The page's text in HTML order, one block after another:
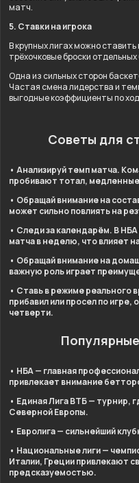
матч.
5. Ставки на игрока
В крупных лигах можно
трёхочковые броски
Одна из сильных сторон
Частая смена лидерства и
выгодные коэффициенты по
Советы для
• Анализируй темп матча.
пробивают тотал,
• Обращай внимание на
может сильно повлиять на
• Следи за календарём. В
матча в неделю, что влияет
• Обращай внимание на
важную роль играет
• Ставь в режиме реального
прибавил или просел по
четверти.
• НБА— главная
привлекает внимание
• Единая Лига ВТБ— турнир,
Северной Европы.
• Евролига— сильнейший
• Национальные лиги—
Италии, Греции привлекают
предсказуемостью.